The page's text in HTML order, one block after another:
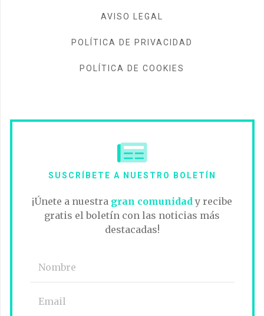
AVISO LEGAL
POLÍTICA DE PRIVACIDAD
POLÍTICA DE COOKIES
SUSCRÍBETE A NUESTRO BOLETÍN
¡Únete a nuestra gran comunidad y recibe
gratis el boletín con las noticias más
destacadas!